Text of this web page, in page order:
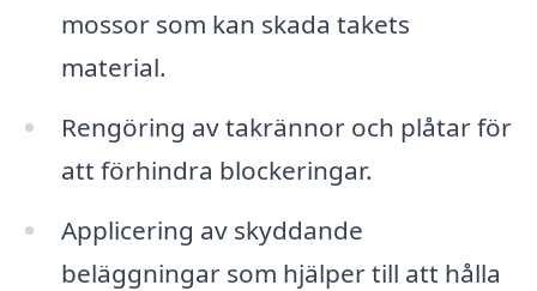
mossor som kan skada takets
material.
Rengöring av takrännor och plåtar för
att förhindra blockeringar.
Applicering av skyddande
beläggningar som hjälper till att hålla